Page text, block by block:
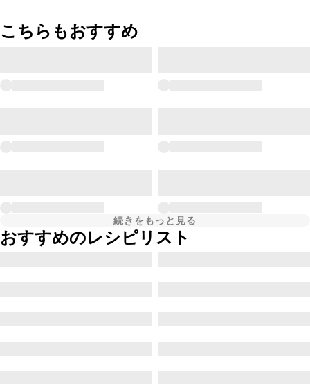
こちらもおすすめ
続きをもっと見る
おすすめのレシピリスト